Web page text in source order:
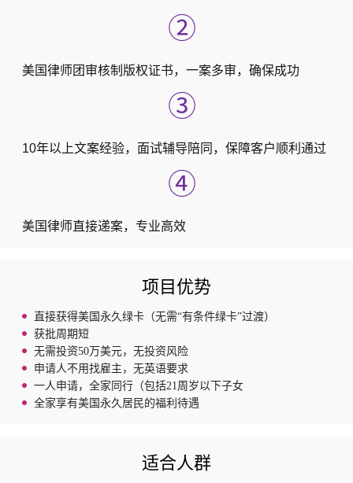
②
美国律师团审核制版权证书，一案多审，确保成功
③
10年以上文案经验，面试辅导陪同，保障客户顺利通过
④
美国律师直接递案，专业高效
项目优势
直接获得美国永久绿卡（无需“有条件绿卡”过渡）
获批周期短
无需投资50万美元，无投资风险
申请人不用找雇主，无英语要求
一人申请，全家同行（包括21周岁以下子女
全家享有美国永久居民的福利待遇
适合人群